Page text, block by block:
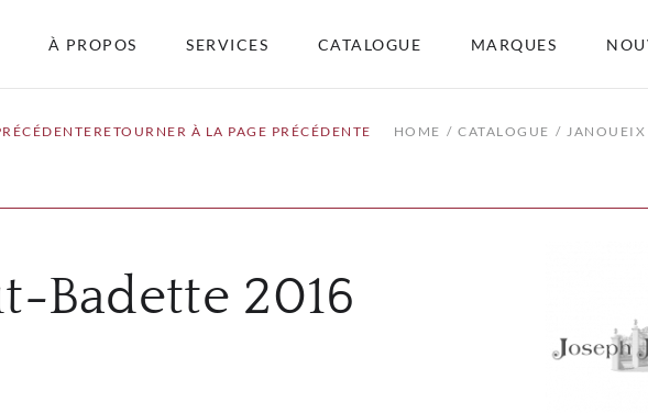
À PROPOS SERVICES CATALOGUE MARQUES
RETOURNER À LA PAGE PRÉCÉDENTE HOME CATALOGUE JANOUEIX
Badette 2016